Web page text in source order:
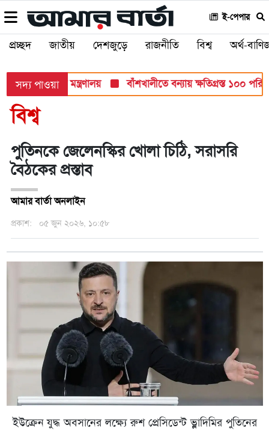
ই-পেপার
প্রচ্ছদ জাতীয় দেশজুড়ে রাজনীতি বিশ্ব অর্থ-
সদ্য পাওয়া
শিক্ষা মন্ত্রণালয় বাঁশখালীতে বন্যায় ক্ষতিগ্রস্ত ১০০
বিশ্ব
পুতিনকে জেলেনস্কির খোলা চিঠি, সরাসরি
বৈঠকের প্রস্তাব
আমার বার্তা অনলাইন
প্রকাশ: ০৫ জুন ২০২৬, ১০:৫৮
ইউক্রেন যুদ্ধ অবসানের লক্ষ্যে রুশ প্রেসিডেন্ট ভ্লাদিমির পুতিনের